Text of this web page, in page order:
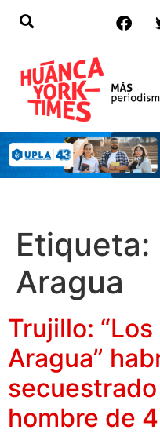
Etiqueta:
Aragua
Trujillo:
Aragua”
hombre de